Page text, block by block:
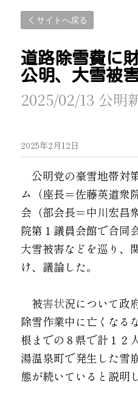
サイトへ戻る
道路除雪費に
公明、大雪被
2025/02/13 公明
2025年2月12日
公明党の豪雪地帯対
ム（座長＝佐藤英道衆
会（部会長＝中川宏昌
院第１議員会館で合同
大雪被害などを巡り、
け、議論した。
被害状況について政
除雪作業中に亡くなる
根までの８県で計１２
湯温泉町で発生した雪
態が続いていると説明